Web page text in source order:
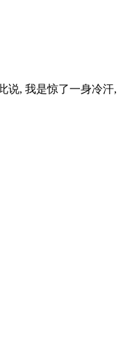
说, 我是惊了一身冷汗,